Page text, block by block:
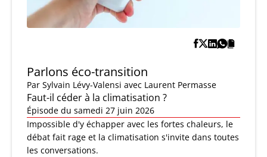
Parlons éco-transition
Par Sylvain Lévy-Valensi avec Laurent Permasse
Faut-il céder à la climatisation ?
Épisode du samedi 27 juin 2026
Impossible d'y échapper avec les fortes chaleurs, le
débat fait rage et la climatisation s'invite dans toutes
les conversations.